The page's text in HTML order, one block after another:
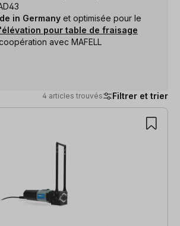
in Germany et optimisée pour le
pour table de fraisage
avec MAFELL
4 articles trouvés Filtrer et trier